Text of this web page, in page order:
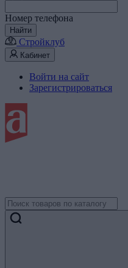
Номер телефона
Найти
Стройклуб
Кабинет
Войти на сайт
Зарегистрироваться